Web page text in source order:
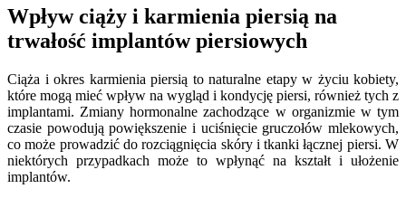
Wpływ ciąży i karmienia piersią na
trwałość implantów piersiowych
Ciąża i okres karmienia piersią to naturalne etapy w życiu kobiety,
które mogą mieć wpływ na wygląd i kondycję piersi, również tych z
implantami. Zmiany hormonalne zachodzące w organizmie w tym
czasie powodują powiększenie i uciśnięcie gruczołów mlekowych,
co może prowadzić do rozciągnięcia skóry i tkanki łącznej piersi. W
niektórych przypadkach może to wpłynąć na kształt i ułożenie
implantów.